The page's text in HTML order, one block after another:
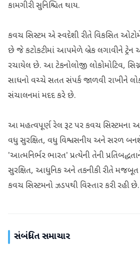
કામગીરી સુનિશ્ચિત થાય.
કવચ સિસ્ટમ એ સ્વદેશી રીતે વિકસિત
છે જે કટોકટીમાં આપમેળે બ્રેક લગાવીને ટ્રેન
રચાયેલ છે. આ ટેકનોલોજી લોકોમોટિવ,
સાધનો વચ્ચે સતત સંપર્ક જાળવી રાખીને
સંચાલનમાં મદદ કરે છે.
આ મહત્વપૂર્ણ રેલ રૂટ પર કવચ સિસ્ટમના
વધુ સુરક્ષિત, વધુ વિશ્વસનીય અને સરળ
'આત્મનિર્ભર ભારત' પ્રત્યેની તેની
સુરક્ષિત, આધુનિક અને તકનીકી રીતે
કવચ સિસ્ટમનો ઝડપથી વિસ્તાર કરી રહી છે.
સંબંધિત સમાચાર